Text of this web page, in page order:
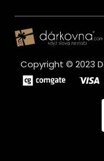
Copyright © 2023